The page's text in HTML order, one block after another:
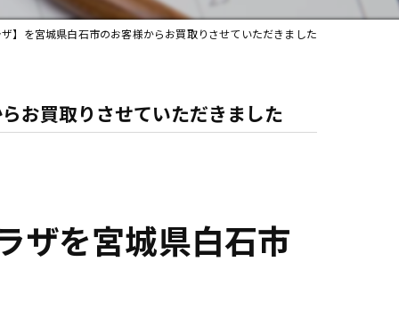
】を宮城県白石市のお客様からお買取りさせていただきました
お買取りさせていただきました
ザを宮城県白石市